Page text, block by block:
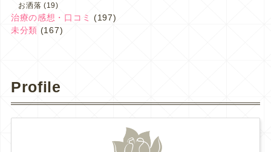
お洒落 (19)
治療の感想・口コミ
(197)
未分類 (167)
Profile